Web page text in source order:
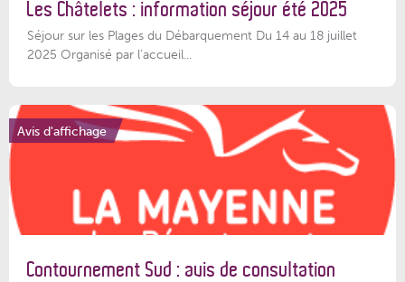
Les Châtelets : information séjour été 2025
Séjour sur les Plages du Débarquement Du 14 au 18 juillet
2025 Organisé par l’accueil...
Avis d'affichage
Contournement Sud : avis de consultation